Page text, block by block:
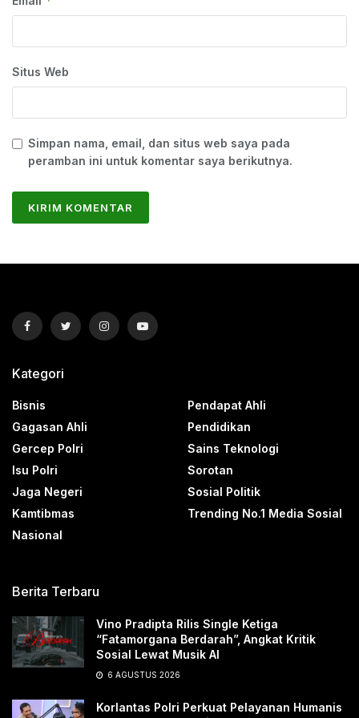
Situs Web
Simpan nama, email, dan situs web saya pada
peramban ini untuk komentar saya berikutnya.
Kategori
Bisnis
Gagasan Ahli
Gercep Polri
Isu Polri
Jaga Negeri
Kamtibmas
Nasional
Pendapat Ahli
Pendidikan
Sains Teknologi
Sorotan
Sosial Politik
Trending No.1 Media Sosial
Berita Terbaru
Vino Pradipta Rilis Single Ketiga
“Fatamorgana Berdarah”, Angkat Kritik
Sosial Lewat Musik AI
6 AGUSTUS 2026
Korlantas Polri Perkuat Pelayanan Humanis